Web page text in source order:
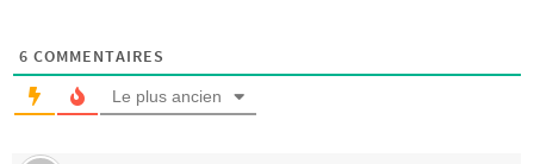
6 COMMENTAIRES
Le plus ancien